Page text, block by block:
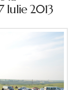
Iulie 2013